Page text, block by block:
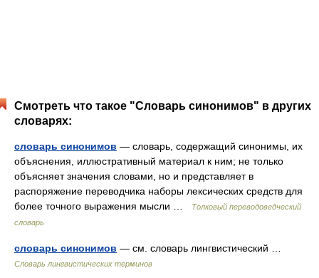
Смотреть что такое "Словарь синонимов" в других
словарях:
словарь синонимов — словарь, содержащий синонимы, их
объяснения, иллюстративный материал к ним; не только
объясняет значения словами, но и представляет в
распоряжение переводчика наборы лексических средств для
более точного выражения мысли …
Толковый переводоведческий
словарь
словарь синонимов — см. словарь лингвистический …
Словарь лингвистических терминов